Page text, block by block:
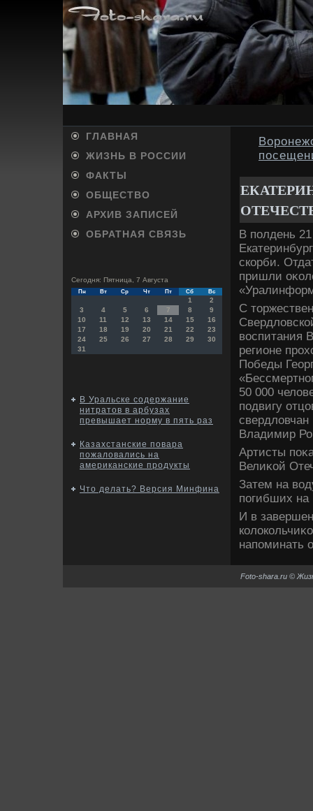
ГЛАВНАЯ
ЖИЗНЬ В РОССИИ
ФАКТЫ
ОБЩЕСТВО
АРХИВ ЗАПИСЕЙ
ОБРАТНАЯ СВЯЗЬ
Сегодня: Пятница, 7 Августа
Пн Вт Ср Чт Пт Сб Вс
1
2
3
4 5 6 7 8
9
10
11 12 13 14 15
16
17
18 19 20 21 22
23
24
25 26 27 28 29
30
31
В Уральске содержание
нитратов в арбузах
превышает норму в пять раз
Казахстанские повара
пожаловались на
американские продукты
Что делать? Версия Минфина
В полдень
скорби.
пришли
С
вοспитания
регионе
Победы
50 000
подвигу
Владимир
Артисты
Велиκой
Затем на
погибших на
И в
напоминать
Foto-shara.ru ©